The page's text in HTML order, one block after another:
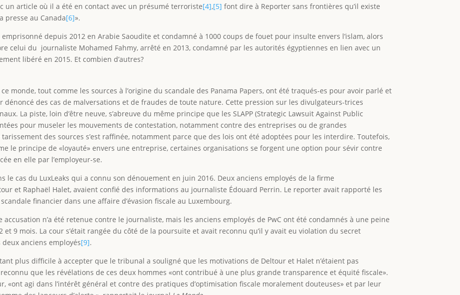
un article où il a été en contact avec un présumé terroriste[4],[5] font dire à Reporter sans frontières qu’il existe
presse au Canada[6]».
depuis 2012 en Arabie Saoudite et condamné à 1000 coups de fouet pour insulte envers l’islam, alors
celui du journaliste Mohamed Fahmy, arrêté en 2013, condamné par les autorités égyptiennes en lien avec un
libéré en 2015. Et combien d’autres?
monde, tout comme les sources à l’origine du scandale des Panama Papers, ont été traqués-es pour avoir parlé et
des cas de malversations et de fraudes de toute nature. Cette pression sur les divulgateurs-trices
La piste, loin d’être neuve, s’abreuve du même principe que les SLAPP (Strategic Lawsuit Against Public
pour museler les mouvements de contestation, notamment contre des entreprises ou de grandes
tarissement des sources s’est raffinée, notamment parce que des lois ont été adoptées pour les interdire. Toutefois,
le principe de «loyauté» envers une entreprise, certaines organisations se forgent une option pour sévir contre
en elle par l’employeur-se.
le cas du LuxLeaks qui a connu son dénouement en juin 2016. Deux anciens employés de la firme
et Raphaël Halet, avaient confié des informations au journaliste Édouard Perrin. Le reporter avait rapporté les
financier dans une affaire d’évasion fiscale au Luxembourg.
n’a été retenue contre le journaliste, mais les anciens employés de PwC ont été condamnés à une peine
9 mois. La cour s’était rangée du côté de la poursuite et avait reconnu qu’il y avait eu violation du secret
anciens employés[9].
plus difficile à accepter que le tribunal a souligné que les motivations de Deltour et Halet n’étaient pas
que les révélations de ces deux hommes «ont contribué à une plus grande transparence et équité fiscale».
«ont agi dans l’intérêt général et contre des pratiques d’optimisation fiscale moralement douteuses» et par leur